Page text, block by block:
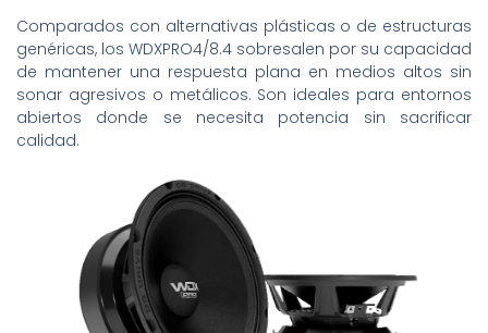
Comparados con alternativas plásticas o de estructuras
genéricas, los WDXPRO4/8.4 sobresalen por su capacidad
de mantener una respuesta plana en medios altos sin
sonar agresivos o metálicos. Son ideales para entornos
abiertos donde se necesita potencia sin sacrificar
calidad.